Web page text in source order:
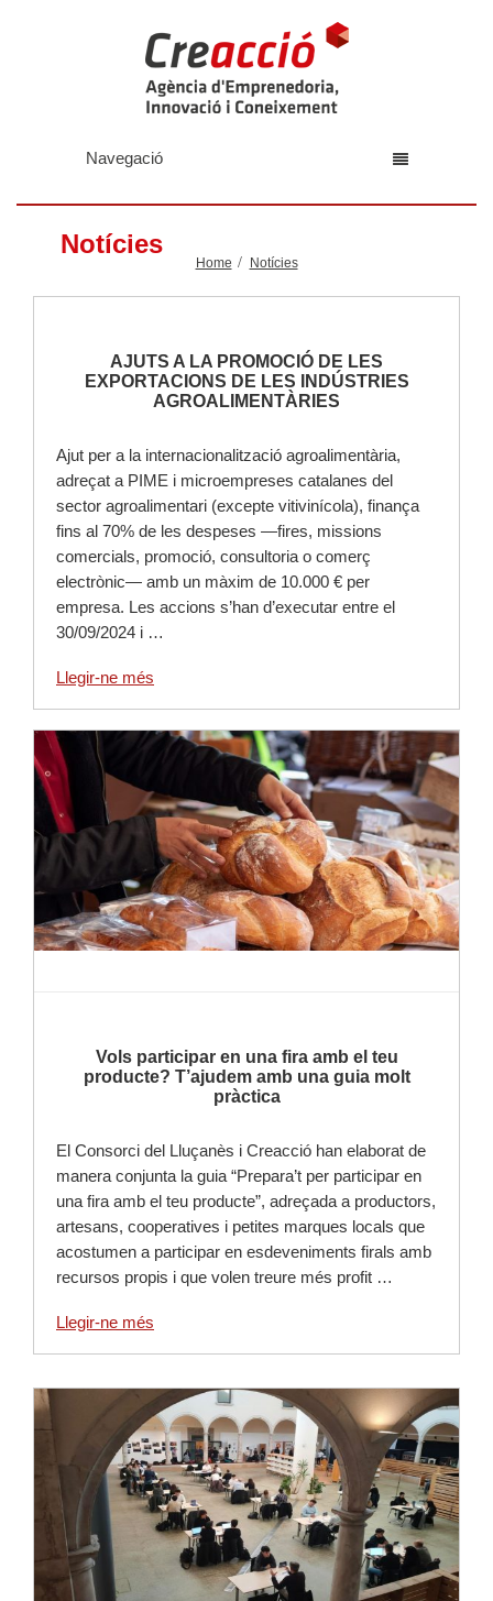
Navegació
Notícies
Home Notícies
AJUTS A LA PROMOCIÓ DE LES
EXPORTACIONS DE LES INDÚSTRIES
AGROALIMENTÀRIES
Ajut per a la internacionalització agroalimentària,
adreçat a PIME i microempreses catalanes del
sector agroalimentari (excepte vitivinícola), finança
fins al 70% de les despeses —fires, missions
comercials, promoció, consultoria o comerç
electrònic— amb un màxim de 10.000 € per
empresa. Les accions s’han d’executar entre el
30/09/2024 i …
Llegir-ne més
Llegir-ne més
Vols participar en una fira amb el teu
producte? T’ajudem amb una guia molt
pràctica
El Consorci del Lluçanès i Creacció han elaborat de
manera conjunta la guia “Prepara’t per participar en
una fira amb el teu producte”, adreçada a productors,
artesans, cooperatives i petites marques locals que
acostumen a participar en esdeveniments firals amb
recursos propis i que volen treure més profit …
Llegir-ne més
Llegir-ne més